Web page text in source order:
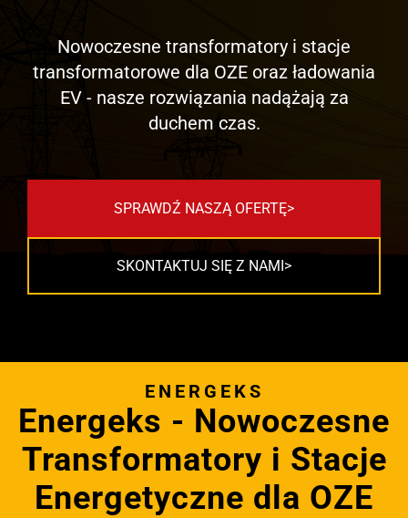
Nowoczesne transformatory i stacje
transformatorowe dla OZE oraz ładowania
EV - nasze rozwiązania nadążają za
duchem czas.
SPRAWDŹ NASZĄ OFERTĘ
SKONTAKTUJ SIĘ Z NAMI
ENERGEKS
Energeks - Nowoczesne
Transformatory i Stacje
Energetyczne dla OZE